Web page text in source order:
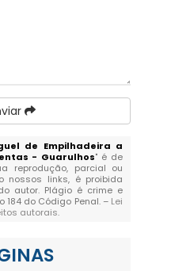
de Empilhadeira a
- Guarulhos" é de
reprodução, parcial ou
nossos links, é proibida
autor. Plágio é crime e
184 do Código Penal. – Lei
autorais.